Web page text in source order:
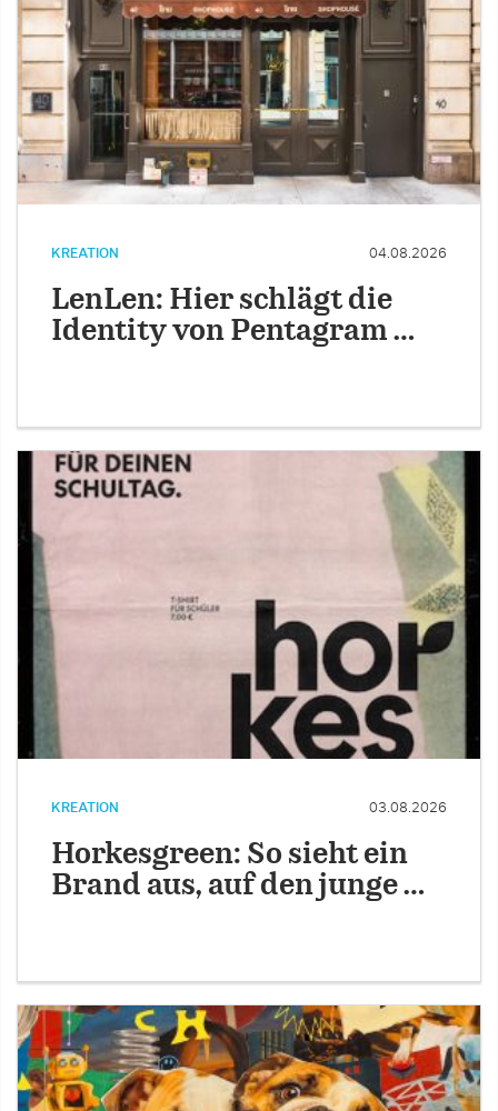
KREATION 04.08.2026
LenLen: Hier schlägt die
Identity von Pentagram …
KREATION 03.08.2026
Horkesgreen: So sieht ein
Brand aus, auf den junge …